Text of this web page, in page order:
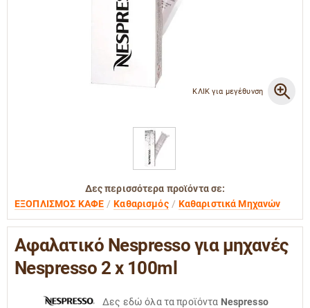
ΚΛΙΚ για μεγέθυνση
Δες περισσότερα προϊόντα σε:
ΕΞΟΠΛΙΣΜΟΣ ΚΑΦΕ
Καθαρισμός Καθαριστικά Μηχανών
Αφαλατικό Nespresso για μηχανές
Nespresso 2 x 100ml
Δες εδώ όλα τα προϊόντα Nespresso